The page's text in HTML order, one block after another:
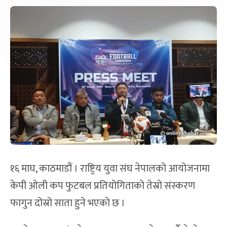
१६ माघ, काठमाडौं । राष्ट्रिय युवा संघ नेपालको आयोजनामा
केपी ओली कप फुटबल प्रतियोगिताको तेस्रो संस्करण
फागुन दोस्रो साता हुने भएको छ ।